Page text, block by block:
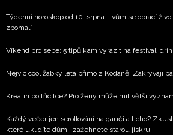
Týdenní horoskop od 10. srpna: Lvům se obrací
zpomalí
Víkend pro sebe: 5 tipů kam vyrazit na festival,
Nejvíc cool žabky léta přímo z Kodaně. Zakrývají
Kreatin po třicítce? Pro ženy může mít větší
Každý večer jen scrollování na gauči a ticho?
které uklidíte dům i zažehnete starou jiskru